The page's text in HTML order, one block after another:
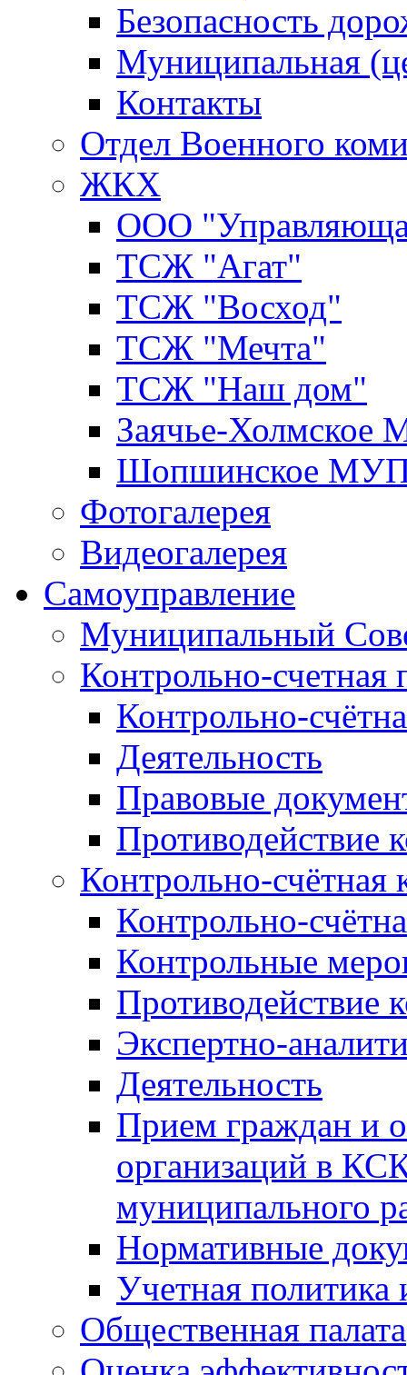
Безопасность
Муниципальная
Контакты
Отдел Военного
ЖКХ
ООО
ТСЖ "Агат"
ТСЖ "Восход"
ТСЖ "Мечта"
ТСЖ "Наш дом"
Заячье-
Шопшинское
Фотогалерея
Видеогалерея
Самоуправление
Муниципальный
Контрольно-счетная
Контрольно-
Деятельность
Правовые
Противодействие
Контрольно-счётная
Контрольно-
Контрольные
Противодействие
Экспертно-
Деятельность
Прием граждан и
организаций в
муниципального
Нормативные
Учетная политика
Общественная палата